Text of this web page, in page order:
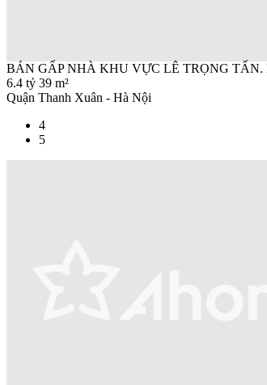
BÁN GẤP NHÀ KHU VỰC LÊ TRỌNG
6.4 tỷ 39 m²
Quận Thanh Xuân - Hà Nội
4
5